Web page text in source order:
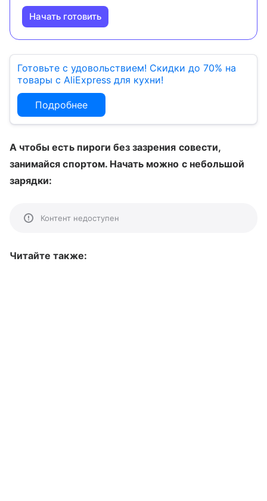
Начать готовить
Готовьте с удовольствием! Скидки до 70% на
товары с AliExpress для кухни!
Подробнее
А чтобы есть пироги без зазрения совести,
занимайся спортом. Начать можно с небольшой
зарядки:
Контент недоступен
Читайте также: